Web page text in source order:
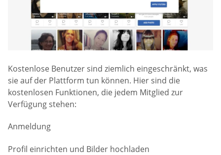
Kostenlose Benutzer sind ziemlich eingeschränkt, was
sie auf der Plattform tun können. Hier sind die
kostenlosen Funktionen, die jedem Mitglied zur
Verfügung stehen:
Anmeldung
Profil einrichten und Bilder hochladen